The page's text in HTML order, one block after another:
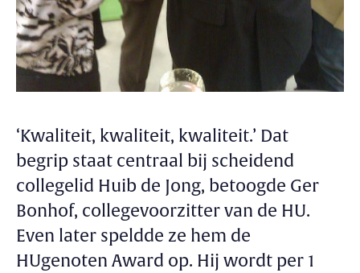
‘Kwaliteit, kwaliteit, kwaliteit.’ Dat
begrip staat centraal bij scheidend
collegelid Huib de Jong, betoogde Ger
Bonhof, collegevoorzitter van de HU.
Even later speldde ze hem de
HUgenoten Award op. Hij wordt per 1